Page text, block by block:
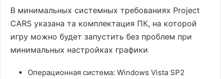
В минимальных системных требованиях Project
CARS указана та комплектация ПК, на которой
игру можно будет запустить без проблем при
минимальных настройках графики
Операционная система: Windows Vista SP2